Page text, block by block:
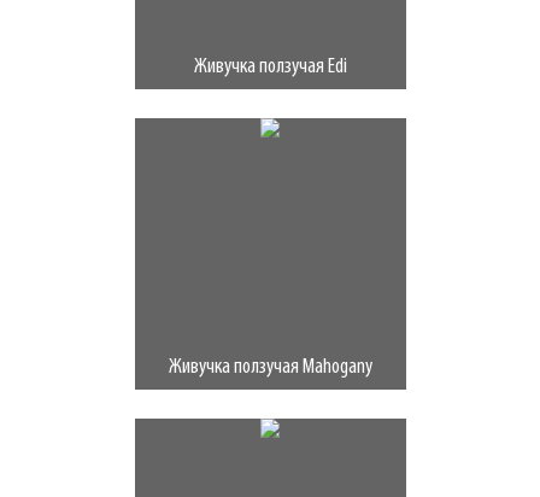
Живучка ползучая Edi
Живучка ползучая Mahogany